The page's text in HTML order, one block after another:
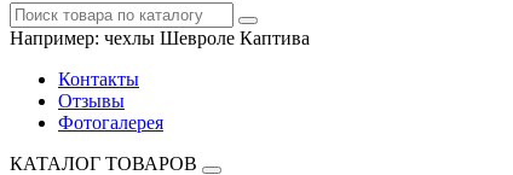
Например: чехлы Шевроле Каптива
Контакты
Отзывы
Фотогалерея
КАТАЛОГ ТОВАРОВ